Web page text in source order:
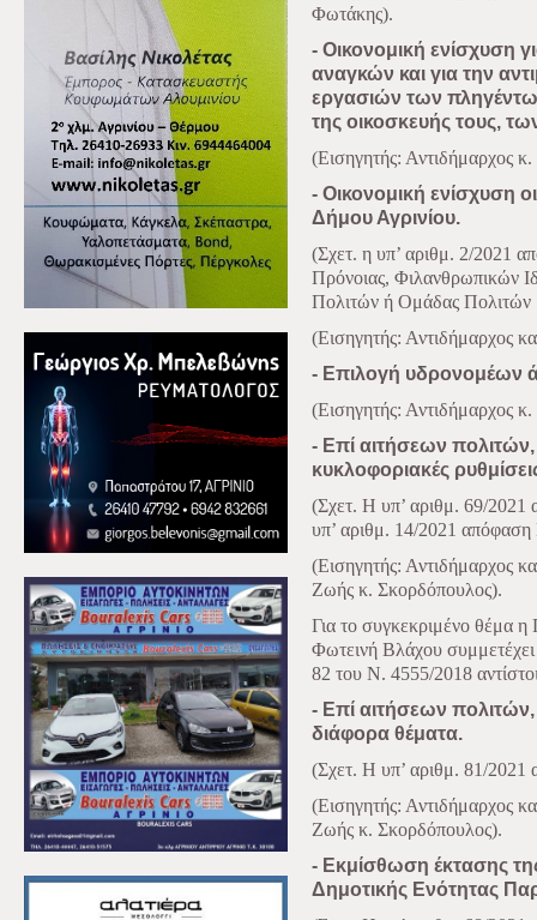
Φωτάκης).
- Οικονομική ενίσχυση
αναγκών και για την
εργασιών των
της οικοσκευής τους,
(Εισηγητής: Αντιδήμαρχος
- Οικονομική ενίσχυση
Δήμου Αγρινίου.
(Σχετ. η υπ’ αριθμ. 2/2021
Πρόνοιας, Φιλανθρωπικών
Πολιτών ή Ομάδας Πολιτών
(Εισηγητής: Αντιδήμαρχος
- Επιλογή υδρονομέων
(Εισηγητής: Αντιδήμαρχος
- Επί αιτήσεων
κυκλοφοριακές
(Σχετ. Η υπ’ αριθμ. 69/2021
υπ’ αριθμ. 14/2021 απόφαση
(Εισηγητής: Αντιδήμαρχος
Ζωής κ. Σκορδόπουλος).
Για το συγκεκριμένο θέμα η
Φωτεινή Βλάχου
82 του Ν. 4555/2018
- Επί αιτήσεων
διάφορα θέματα.
(Σχετ. Η υπ’ αριθμ. 81/2021
(Εισηγητής: Αντιδήμαρχος
Ζωής κ. Σκορδόπουλος).
- Εκμίσθωση έκτασης
Δημοτικής Ενότητας